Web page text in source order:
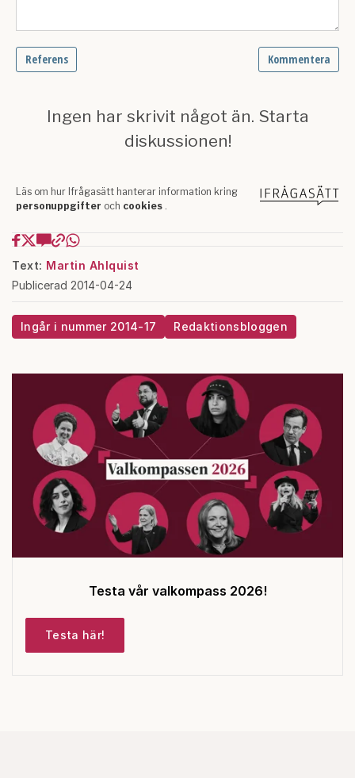
Text: Martin Ahlquist
Publicerad 2014-04-24
Ingår i nummer 2014-17 Redaktionsbloggen
Testa vår valkompass 2026!
Testa här!